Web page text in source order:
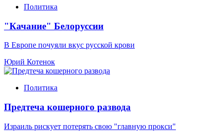
Политика
"Качание" Белоруссии
В Европе почуяли вкус русской крови
Юрий Котенок
Политика
Предтеча кошерного развода
Израиль рискует потерять свою "главную прокси"